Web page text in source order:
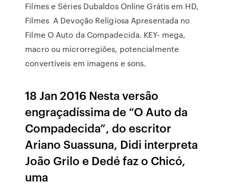
Filmes e Séries Dubaldos Online Grátis em HD,
Filmes A Devoção Religiosa Apresentada no
Filme O Auto da Compadecida. KEY- mega,
macro ou microrregiões, potencialmente
convertíveis em imagens e sons.
18 Jan 2016 Nesta versão
engraçadíssima de “O Auto da
Compadecida”, do escritor
Ariano Suassuna, Didi interpreta
João Grilo e Dedé faz o Chicó,
uma